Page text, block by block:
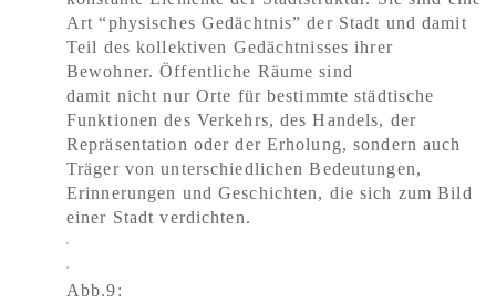
Art “physisches Gedächtnis” der Stadt und damit
Teil des kollektiven Gedächtnisses ihrer
Bewohner. Öffentliche Räume sind
damit nicht nur Orte für bestimmte städtische
Funktionen des Verkehrs, des Handels, der
Repräsentation oder der Erholung, sondern auch
Träger von unterschiedlichen Bedeutungen,
Erinnerungen und Geschichten, die sich zum Bild
einer Stadt verdichten.
Abb.9: